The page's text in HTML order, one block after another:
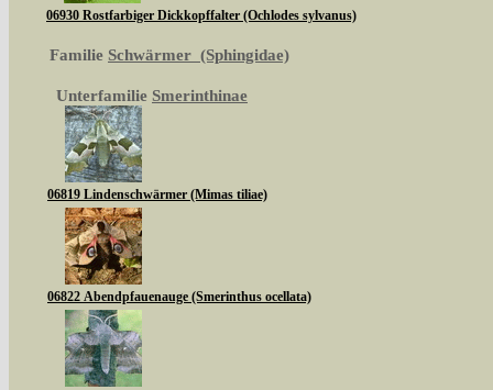
06930 Rostfarbiger Dickkopffalter (Ochlodes sylvanus)
Familie Schwärmer (Sphingidae)
Unterfamilie Smerinthinae
06819 Lindenschwärmer (Mimas tiliae)
06822 Abendpfauenauge (Smerinthus ocellata)